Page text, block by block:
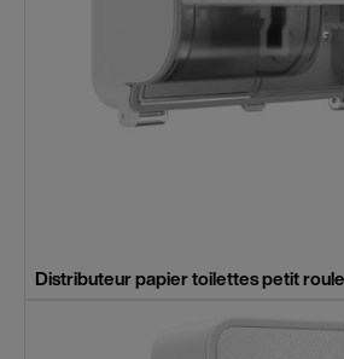
Distributeur papier toilettes petit